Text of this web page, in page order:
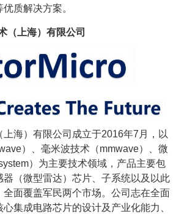
质解决方案。
（上海）有限公司
上海）有限公司成立于2016年7月，以
）、毫米波技术（mmwave）、微
）为主要技术领域，产品主要包
器（微型雷达）芯片、子系统以及以此
全面覆盖军民两个市场。公司志在全面
集成电路芯片的设计及产业化能力、